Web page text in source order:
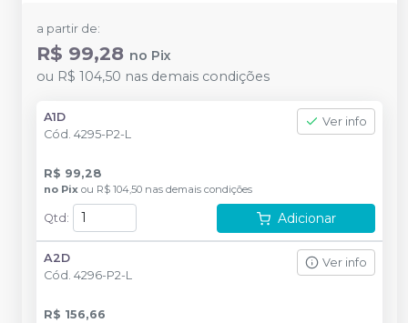
a partir de:
R$ 99,28 no Pix
ou R$ 104,50 nas demais condições
A1D
Cód. 4295-P2-L
Ver info
R$ 99,28
no Pix ou R$ 104,50 nas demais condições
Qtd : Adicionar
A2D
Cód. 4296-P2-L
Ver info
R$ 156,66